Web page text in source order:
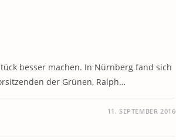
besser machen. In Nürnberg fand sich
der Grünen, Ralph…
11. SEPTEMBER 2016